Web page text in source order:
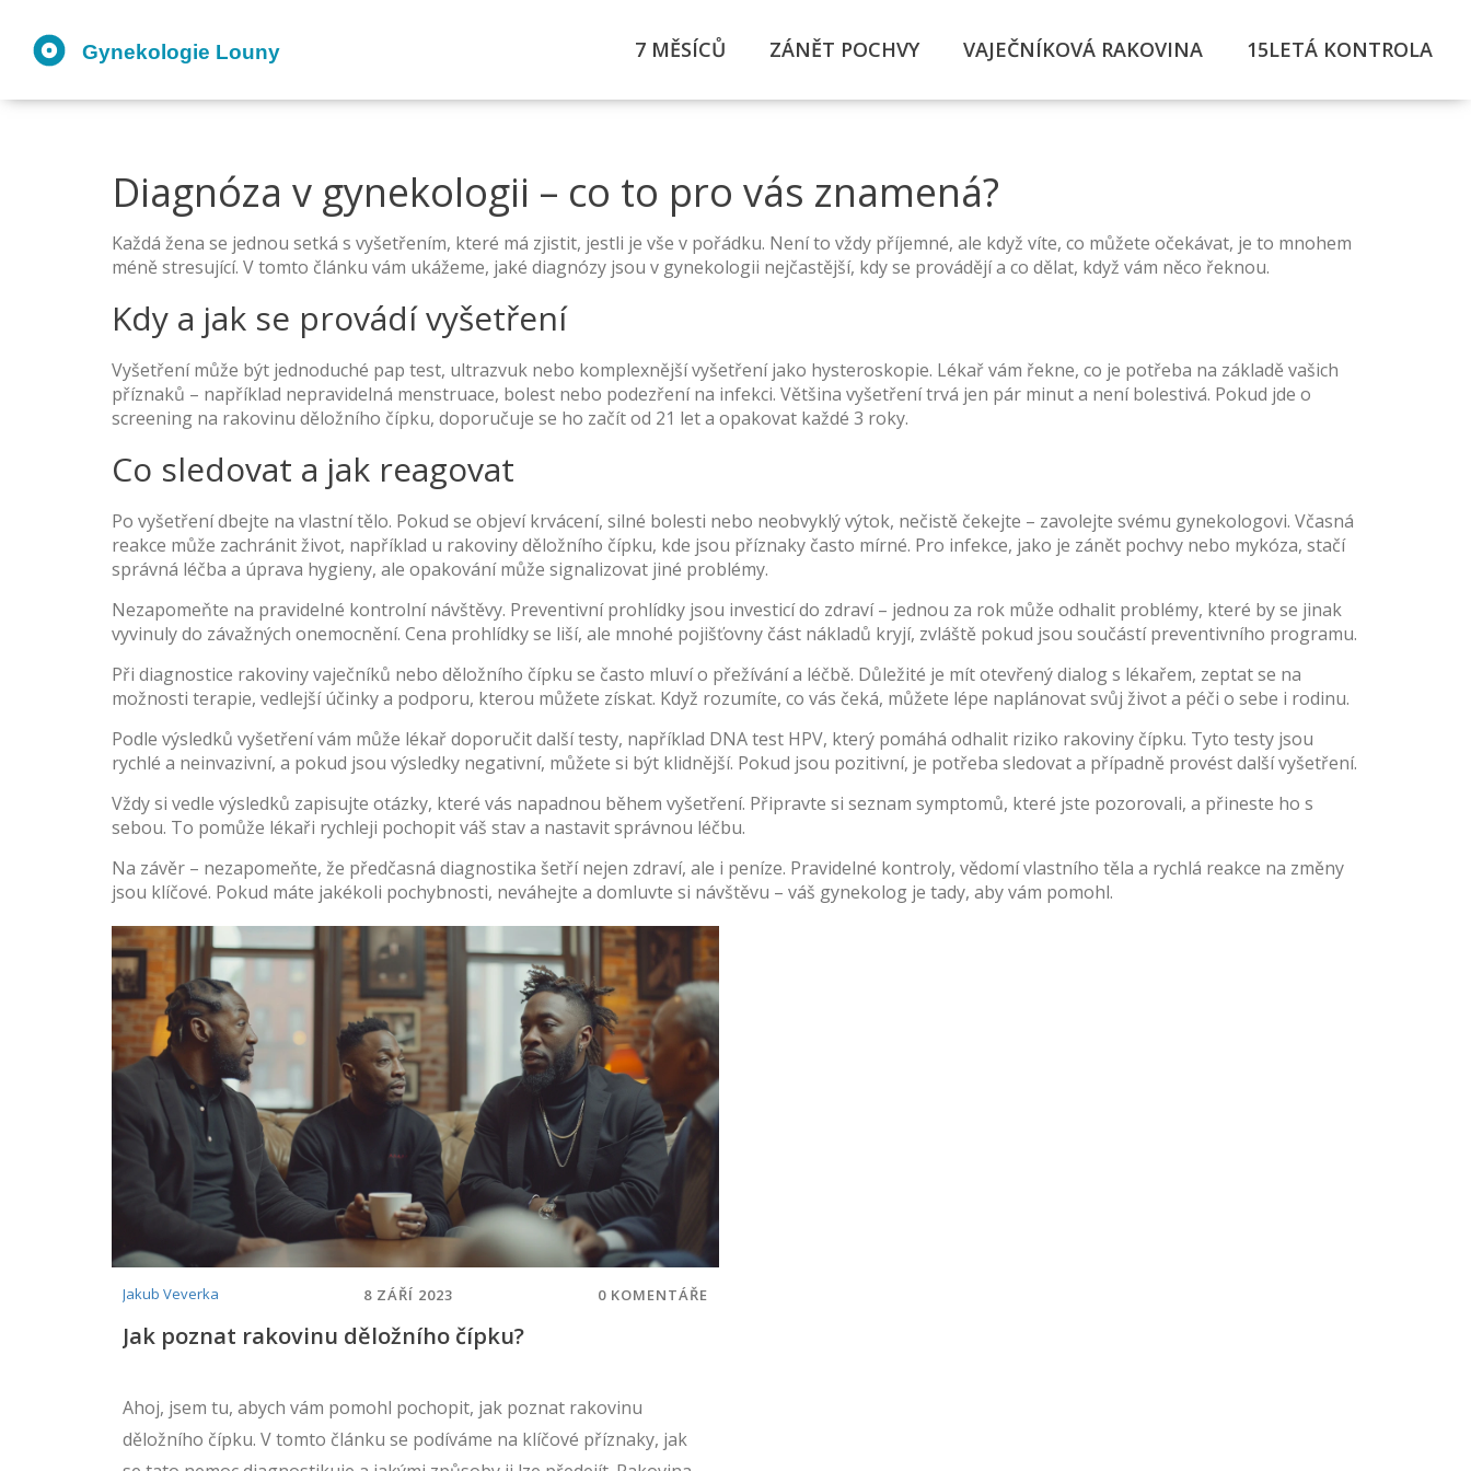
7 MĚSÍCŮ ZÁNĚT POCHVY VAJEČNÍKOVÁ RAKOVINA 15LETÁ KONTROLA
Diagnóza v gynekologii – co to pro vás znamená?
Každá žena se jednou setká s vyšetřením, které má zjistit, jestli je vše v pořádku. Není to vždy příjemné, ale když víte, co můžete očekávat, je to mnohem
méně stresující. V tomto článku vám ukážeme, jaké diagnózy jsou v gynekologii nejčastější, kdy se provádějí a co dělat, když vám něco řeknou.
Kdy a jak se provádí vyšetření
Vyšetření může být jednoduché pap test, ultrazvuk nebo komplexnější vyšetření jako hysteroskopie. Lékař vám řekne, co je potřeba na základě vašich
příznaků – například nepravidelná menstruace, bolest nebo podezření na infekci. Většina vyšetření trvá jen pár minut a není bolestivá. Pokud jde o
screening na rakovinu děložního čípku, doporučuje se ho začít od 21 let a opakovat každé 3 roky.
Co sledovat a jak reagovat
Po vyšetření dbejte na vlastní tělo. Pokud se objeví krvácení, silné bolesti nebo neobvyklý výtok, nečistě čekejte – zavolejte svému gynekologovi. Včasná
reakce může zachránit život, například u rakoviny děložního čípku, kde jsou příznaky často mírné. Pro infekce, jako je zánět pochvy nebo mykóza, stačí
správná léčba a úprava hygieny, ale opakování může signalizovat jiné problémy.
Nezapomeňte na pravidelné kontrolní návštěvy. Preventivní prohlídky jsou investicí do zdraví – jednou za rok může odhalit problémy, které by se jinak
vyvinuly do závažných onemocnění. Cena prohlídky se liší, ale mnohé pojišťovny část nákladů kryjí, zvláště pokud jsou součástí preventivního programu.
Při diagnostice rakoviny vaječníků nebo děložního čípku se často mluví o přežívání a léčbě. Důležité je mít otevřený dialog s lékařem, zeptat se na
možnosti terapie, vedlejší účinky a podporu, kterou můžete získat. Když rozumíte, co vás čeká, můžete lépe naplánovat svůj život a péči o sebe i rodinu.
Podle výsledků vyšetření vám může lékař doporučit další testy, například DNA test HPV, který pomáhá odhalit riziko rakoviny čípku. Tyto testy jsou
rychlé a neinvazivní, a pokud jsou výsledky negativní, můžete si být klidnější. Pokud jsou pozitivní, je potřeba sledovat a případně provést další vyšetření.
Vždy si vedle výsledků zapisujte otázky, které vás napadnou během vyšetření. Připravte si seznam symptomů, které jste pozorovali, a přineste ho s
sebou. To pomůže lékaři rychleji pochopit váš stav a nastavit správnou léčbu.
Na závěr – nezapomeňte, že předčasná diagnostika šetří nejen zdraví, ale i peníze. Pravidelné kontroly, vědomí vlastního těla a rychlá reakce na změny
jsou klíčové. Pokud máte jakékoli pochybnosti, neváhejte a domluvte si návštěvu – váš gynekolog je tady, aby vám pomohl.
Jakub Veverka 8 ZÁŘÍ 2023 0 KOMENTÁŘE
Jak poznat rakovinu děložního čípku?
Ahoj, jsem tu, abych vám pomohl pochopit, jak poznat rakovinu
děložního čípku. V tomto článku se podíváme na klíčové příznaky, jak